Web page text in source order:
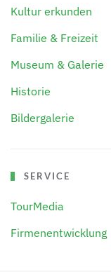
Kultur erkunden
Familie & Freizeit
Museum & Galerie
Historie
Bildergalerie
SERVICE
TourMedia
Firmenentwicklung